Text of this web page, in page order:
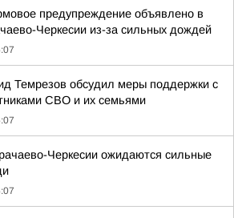
предупреждение объявлено в
Черкесии из-за сильных дождей
Темрезов обсудил меры поддержки с
СВО и их семьями
Черкесии ожидаются сильные